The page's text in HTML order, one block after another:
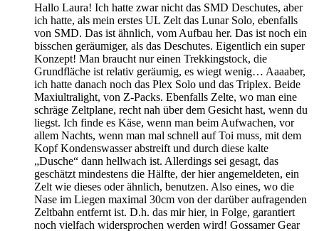
Hallo Laura! Ich hatte zwar nicht das SMD Deschutes, aber
ich hatte, als mein erstes UL Zelt das Lunar Solo, ebenfalls
von SMD. Das ist ähnlich, vom Aufbau her. Das ist noch ein
bisschen geräumiger, als das Deschutes. Eigentlich ein super
Konzept! Man braucht nur einen Trekkingstock, die
Grundfläche ist relativ geräumig, es wiegt wenig… Aaaaber,
ich hatte danach noch das Plex Solo und das Triplex. Beide
Maxiultralight, von Z-Packs. Ebenfalls Zelte, wo man eine
schräge Zeltplane, recht nah über dem Gesicht hast, wenn du
liegst. Ich finde es Käse, wenn man beim Aufwachen, vor
allem Nachts, wenn man mal schnell auf Toi muss, mit dem
Kopf Kondenswasser abstreift und durch diese kalte
„Dusche“ dann hellwach ist. Allerdings sei gesagt, das
geschätzt mindestens die Hälfte, der hier angemeldeten, ein
Zelt wie dieses oder ähnlich, benutzen. Also eines, wo die
Nase im Liegen maximal 30cm von der darüber aufragenden
Zeltbahn entfernt ist. D.h. das mir hier, in Folge, garantiert
noch vielfach widersprochen werden wird! Gossamer Gear